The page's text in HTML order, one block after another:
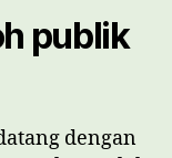
publik
dengan